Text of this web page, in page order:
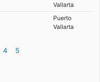
Vallarta
Puerto
Vallarta
4 5